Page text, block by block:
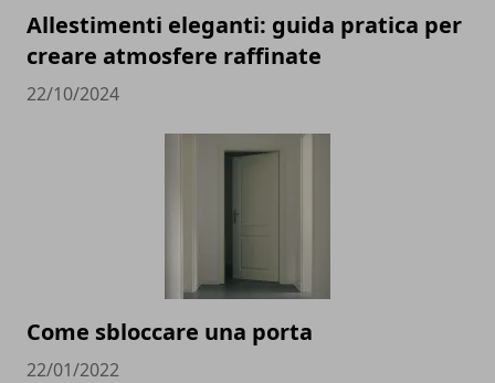
Allestimenti eleganti: guida pratica per
creare atmosfere raffinate
22/10/2024
Come sbloccare una porta
22/01/2022